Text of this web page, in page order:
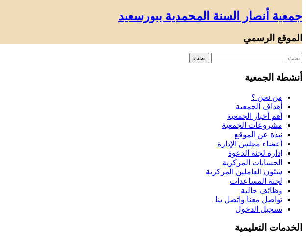
جمعية أنصار السنة المحمدية ببورسعيد
الموقع الرسمي
أنشطة الجمعية
من نحن ؟
أهداف الجمعية
أهم أخبار الجمعية
مشروعات الجمعية
نبذة عن الموقع
أعضاء مجلس الإدارة
إدارة لجنة الدعوة
الحسابات المركزية
شئون العاملين المركزية
لجنة المساعدات
وظائف خالية
تواصل معنا واتصل بنا
تسجيل الدخول
الخدمات التعليمية